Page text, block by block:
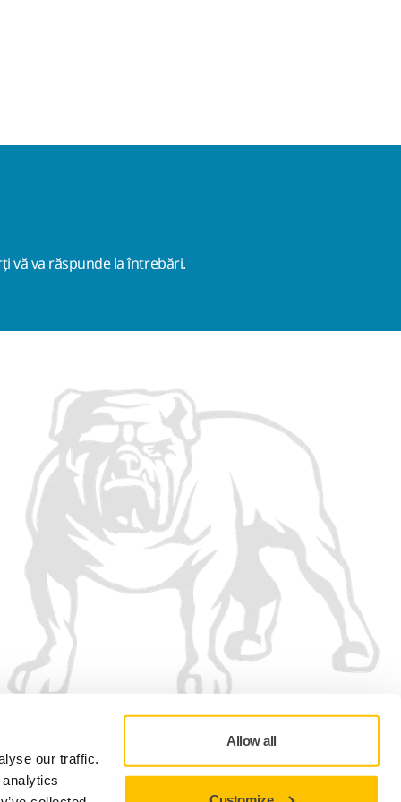
our traffic.
Allow all
vă va răspunde la întrebări.